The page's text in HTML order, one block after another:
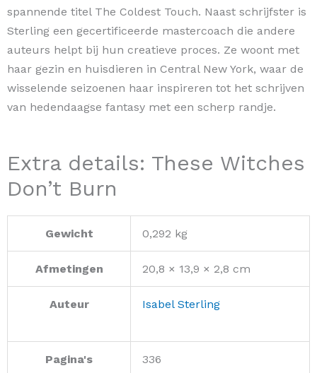
spannende titel The Coldest Touch. Naast schrijfster is
Sterling een gecertificeerde mastercoach die andere
auteurs helpt bij hun creatieve proces. Ze woont met
haar gezin en huisdieren in Central New York, waar de
wisselende seizoenen haar inspireren tot het schrijven
van hedendaagse fantasy met een scherp randje.
Extra details: These Witches
Don’t Burn
Gewicht 0,292 kg
Afmetingen 20,8 × 13,9 × 2,8 cm
Auteur Isabel Sterling
Pagina's 336